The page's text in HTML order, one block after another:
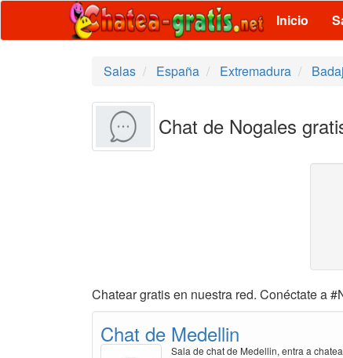
Inicio
Salas España Extremadura
Chat de Nogales
Chatear gratis en nuestra red. Conéctate a
Chat de Medellin
Sala de chat de Medellin, entra a